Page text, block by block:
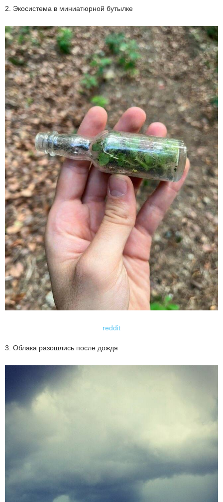
2. Экосистема в миниатюрной бутылке
reddit
3. Облака разошлись после дождя